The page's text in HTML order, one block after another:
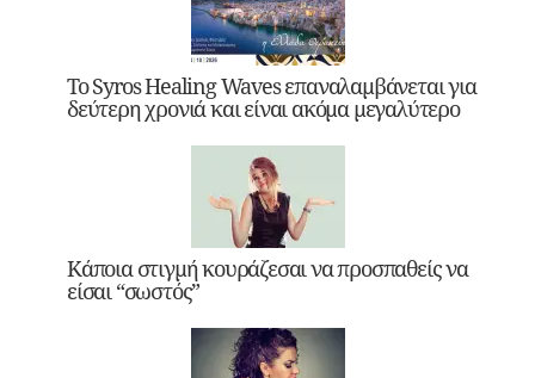
Το Syros Healing Waves επαναλαμβάνεται για
δεύτερη χρονιά και είναι ακόμα μεγαλύτερο
Κάποια στιγμή κουράζεσαι να προσπαθείς να
είσαι “σωστός”